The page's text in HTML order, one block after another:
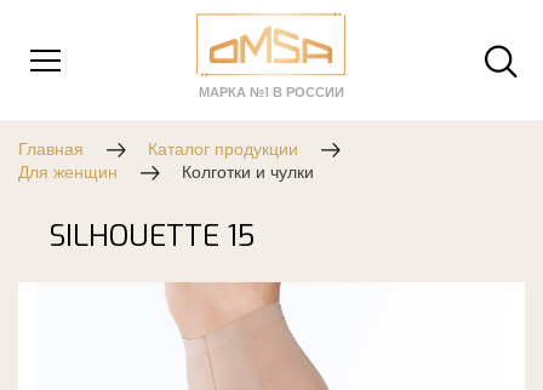
МАРКА №1 В РОССИИ
Главная
Каталог продукции
Для женщин
Колготки и чулки
SILHOUETTE 15